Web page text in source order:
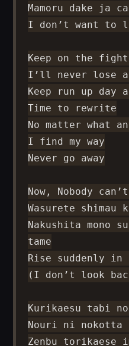
Mamoru dake ja
I don’t want to
Keep on the
I’ll never lose
Keep run up day
Time to rewrite
No matter what
I find my way
Never go away
Now, Nobody
Wasurete
Nakushita mono
tame
Rise suddenly
(I don’t look
Kurikaesu tabi
Nouri ni nokotta
Zenbu torikaese